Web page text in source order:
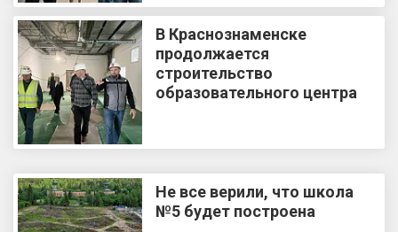
В Краснознаменске
продолжается
строительство
образовательного центра
Не все верили, что школа
№5 будет построена